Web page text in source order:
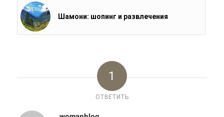
Шамони: шопинг и развлечения
1
ОТВЕТИТЬ